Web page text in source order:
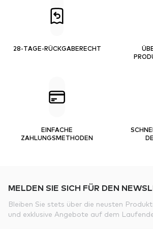
28-TAGE-RÜCKGABERECHT
EINFACHE
ZAHLUNGSMETHODEN
MELDEN SIE SICH FÜR DEN
Bleiben Sie stets über die neusten
und exklusive Angebote auf dem